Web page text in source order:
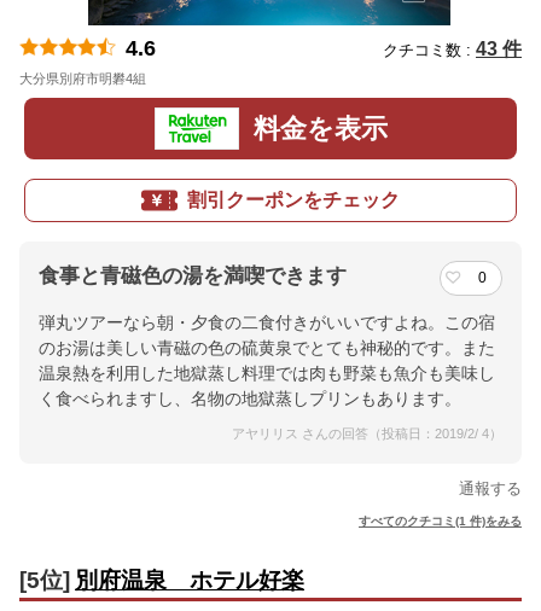
4.6 クチコミ数 : 43 件
大分県別府市明礬4組
料金を表示
割引クーポンをチェック
食事と青磁色の湯を満喫できます 0
弾丸ツアーなら朝・夕食の二食付きがいいですよね。この宿
のお湯は美しい青磁の色の硫黄泉でとても神秘的です。また
温泉熱を利用した地獄蒸し料理では肉も野菜も魚介も美味し
く食べられますし、名物の地獄蒸しプリンもあります。
アヤリリス さんの回答（投稿日：2019/2/ 4）
通報する
すべてのクチコミ(1 件)をみる
[5位] 別府温泉 ホテル好楽